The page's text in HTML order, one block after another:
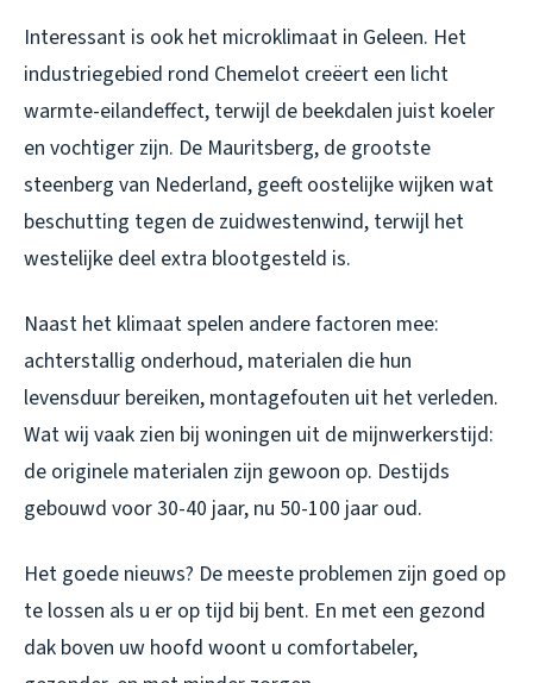
Interessant is ook het microklimaat in Geleen. Het
industriegebied rond Chemelot creëert een licht
warmte-eilandeffect, terwijl de beekdalen juist koeler
en vochtiger zijn. De Mauritsberg, de grootste
steenberg van Nederland, geeft oostelijke wijken wat
beschutting tegen de zuidwestenwind, terwijl het
westelijke deel extra blootgesteld is.
Naast het klimaat spelen andere factoren mee:
achterstallig onderhoud, materialen die hun
levensduur bereiken, montagefouten uit het verleden.
Wat wij vaak zien bij woningen uit de mijnwerkerstijd:
de originele materialen zijn gewoon op. Destijds
gebouwd voor 30-40 jaar, nu 50-100 jaar oud.
Het goede nieuws? De meeste problemen zijn goed op
te lossen als u er op tijd bij bent. En met een gezond
dak boven uw hoofd woont u comfortabeler,